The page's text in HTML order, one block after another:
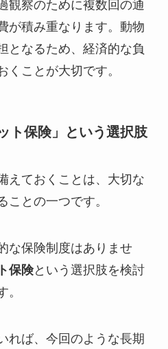
観察のために複数回の通
が積み重なります。動物
となるため、経済的な負
くことが大切です。
ト保険」という選択肢
えておくことは、大切な
ことの一つです。
な保険制度はありませ
保険という選択肢を検討
。
れば、今回のような長期